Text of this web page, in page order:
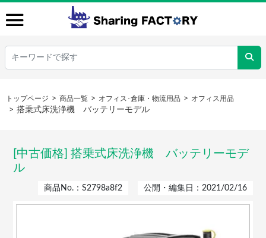
トップページ 商品一覧 オフィス･倉庫・物流用品 オフィス用品
搭乗式床洗浄機 バッテリーモデル
[中古価格] 搭乗式床洗浄機 バッテリーモデ
ル
商品No.：S2798a8f2 公開・編集日：2021/02/16